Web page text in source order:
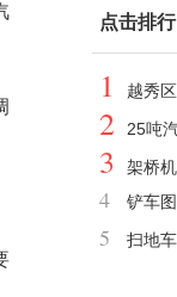
点击排行
1
越秀
司
2
25吨
远多高
3
架桥
能好
4 铲车
5
扫地